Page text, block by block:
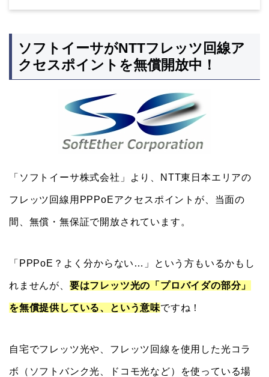
ソフトイーサがNTTフレッツ回線ア
クセスポイントを無償開放中！
「ソフトイーサ株式会社」より、NTT東日本エリアの
フレッツ回線用PPPoEアクセスポイントが、当面の
間、無償・無保証で開放されています。
「PPPoE？よく分からない…」という方もいるかもし
れませんが、 要はフレッツ光の「プロバイダの部分」
を無償提供している、という意味ですね！
自宅でフレッツ光や、フレッツ回線を使用した光コラ
ボ（ソフトバンク光、ドコモ光など）を使っている場